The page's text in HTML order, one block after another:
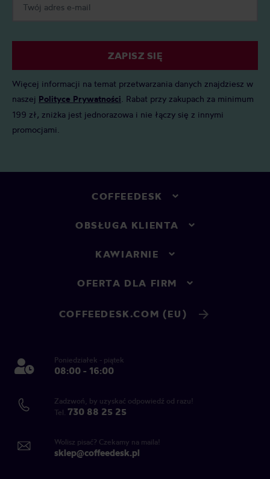
ZAPISZ SIĘ
Więcej informacji na temat przetwarzania danych znajdziesz w
naszej Polityce Prywatności . Rabat przy zakupach za minimum
199 zł, zniżka jest jednorazowa i nie łączy się z innymi
promocjami.
COFFEEDESK
OBSŁUGA KLIENTA
KAWIARNIE
OFERTA DLA FIRM
COFFEEDESK.COM (EU)
Poniedziałek - piątek
08:00 - 16:00
Zadzwoń, by uzyskać odpowiedź od razu!
Tel. 730 88 25 25
Wolisz pisać? Czekamy na maila!
sklep@coffeedesk.pl